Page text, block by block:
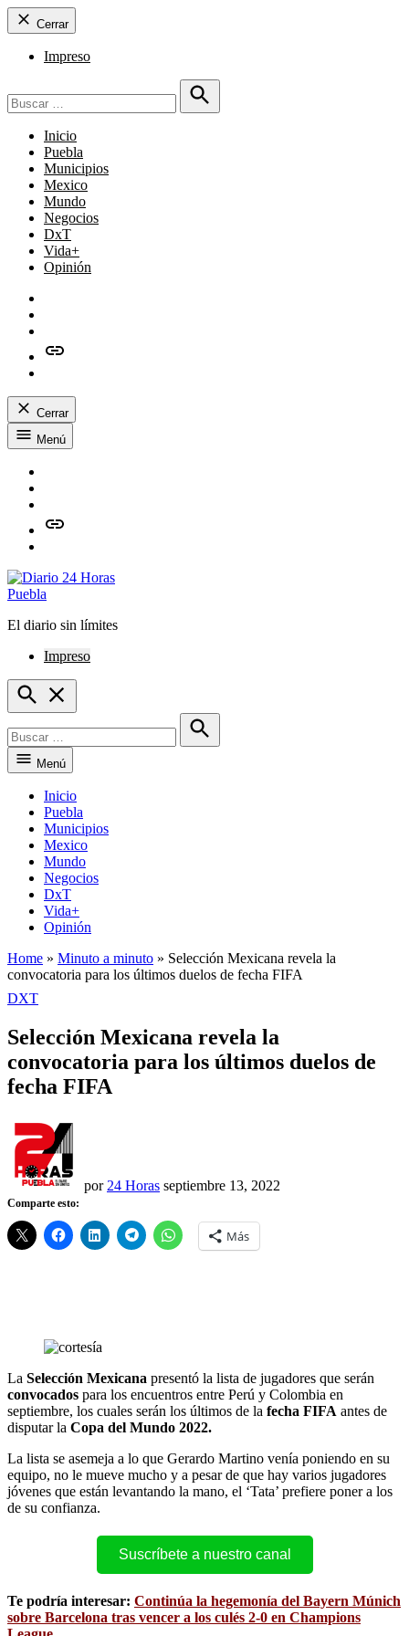
Cerrar
Impreso
Buscar
Inicio
Puebla
Municipios
Mexico
Mundo
Negocios
DxT
Vida+
Opinión
issuu
Cerrar
Saltar
al
Menú
issuu
El diario sin límites
Impreso
Open
Search
Buscar
Menú
Inicio
Puebla
Municipios
Mexico
Mundo
Negocios
DxT
Vida+
Opinión
Home » Minuto a minuto » Selección Mexicana revela la
convocatoria para los últimos duelos de fecha FIFA
PUBLICADO
DXT
Selección Mexicana revela la
convocatoria para los últimos duelos de
fecha FIFA
por 24 Horas septiembre 13, 2022
Comparte esto:
Más
La Selección Mexicana presentó la lista de jugadores que serán
convocados para los encuentros entre Perú y Colombia en
septiembre, los cuales serán los últimos de la fecha FIFA antes de
disputar la Copa del Mundo 2022.
La lista se asemeja a lo que Gerardo Martino venía poniendo en su
equipo, no le mueve mucho y a pesar de que hay varios jugadores
jóvenes que están levantando la mano, el ‘Tata’ prefiere poner a los
de su confianza.
Suscríbete a nuestro canal
Te podría interesar: Continúa la hegemonía del Bayern Múnich
sobre Barcelona tras vencer a los culés 2-0 en Champions